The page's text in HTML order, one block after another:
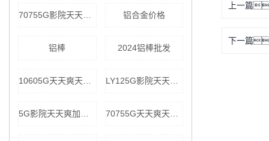
铝合金价格
铝棒 2024铝棒批发
上一篇
下一篇